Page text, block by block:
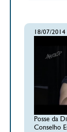
18/07/2014
Posse da
Conselho